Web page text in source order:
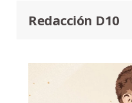
Redacción D10